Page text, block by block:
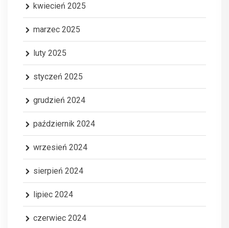
kwiecień 2025
marzec 2025
luty 2025
styczeń 2025
grudzień 2024
październik 2024
wrzesień 2024
sierpień 2024
lipiec 2024
czerwiec 2024